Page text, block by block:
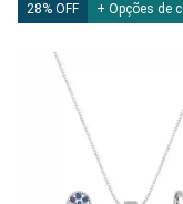
28% OFF + Opções de